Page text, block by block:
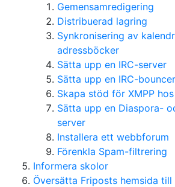
Gemensamredigering
Distribuerad lagring
Synkronisering av
adressböcker
Sätta upp en IRC-server
Sätta upp en IRC-bouncer
Skapa stöd för XMPP
Sätta upp en Diaspora-
server
Installera ett webbforum
Förenkla Spam-filtrering
Informera skolor
Översätta Friposts hemsida till